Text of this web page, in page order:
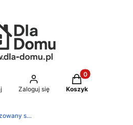
wyszukiwarkę
Zaloguj się
Produkty w
Koszyk
WMF, Zwilling